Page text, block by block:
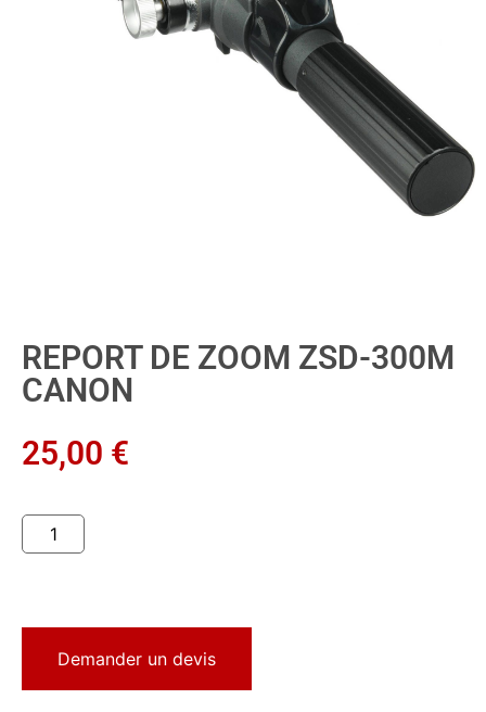
REPORT DE ZOOM ZSD-300M
CANON
25,00 €
Demander un devis